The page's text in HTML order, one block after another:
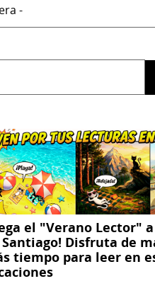
el "Verano Lector"
Disfruta de
tiempo para leer en